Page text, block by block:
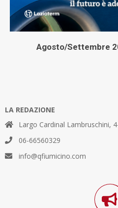
Agosto/Settembre
LA REDAZIONE
Largo Cardinal Lambruschini,
06-66560329
info@qfiumicino.com